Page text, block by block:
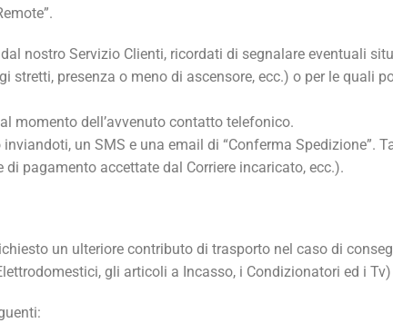
nostro Servizio Clienti, ricordati di segnalare eventuali
presenza o meno di ascensore, ecc.) o per le quali
momento dell’avvenuto contatto telefonico.
un SMS e una email di “Conferma Spedizione”.
pagamento accettate dal Corriere incaricato, ecc.).
un ulteriore contributo di trasporto nel caso di
gli articoli a Incasso, i Condizionatori ed i Tv)